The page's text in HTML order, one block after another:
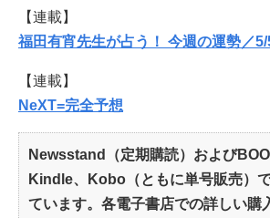
【連載】
福田有宵先生が占う！ 今週の運勢／
【連載】
NeXT=完全予想
Newsstand（定期購読）および
Kindle、Kobo（ともに単号販売）
ています。各電子書店での詳しい購